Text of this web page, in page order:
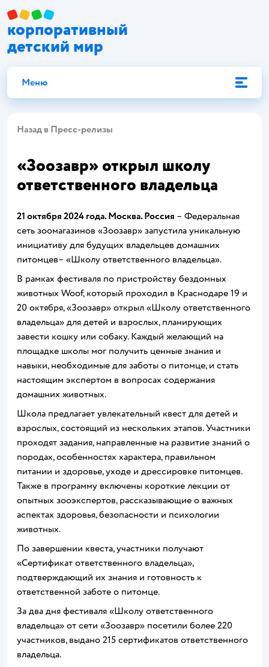
корпоративный
детский мир
Меню
Назад в Пресс-релизы
«Зоозавр» открыл школу
ответственного владельца
21 октября 2024 года. Москва. Россия – Федеральная
сеть зоомагазинов «Зоозавр» запустила уникальную
инициативу для будущих владельцев домашних
питомцев– «Школу ответственного владельца».
В рамках фестиваля по пристройству бездомных
животных Woof, который проходил в Краснодаре 19 и
20 октября, «Зоозавр» открыл «Школу ответственного
владельца» для детей и взрослых, планирующих
завести кошку или собаку. Каждый желающий на
площадке школы мог получить ценные знания и
навыки, необходимые для заботы о питомце, и стать
настоящим экспертом в вопросах содержания
домашних животных.
Школа предлагает увлекательный квест для детей и
взрослых, состоящий из нескольких этапов. Участники
проходят задания, направленные на развитие знаний о
породах, особенностях характера, правильном
питании и здоровье, уходе и дрессировке питомцев.
Также в программу включены короткие лекции от
опытных зооэкспертов, рассказывающие о важных
аспектах здоровья, безопасности и психологии
животных.
По завершении квеста, участники получают
«Сертификат ответственного владельца»,
подтверждающий их знания и готовность к
ответственной заботе о питомце.
За два дня фестиваля «Школу ответственного
владельца» от сети «Зоозавр» посетили более 220
участников, выдано 215 сертификатов ответственного
владельца.